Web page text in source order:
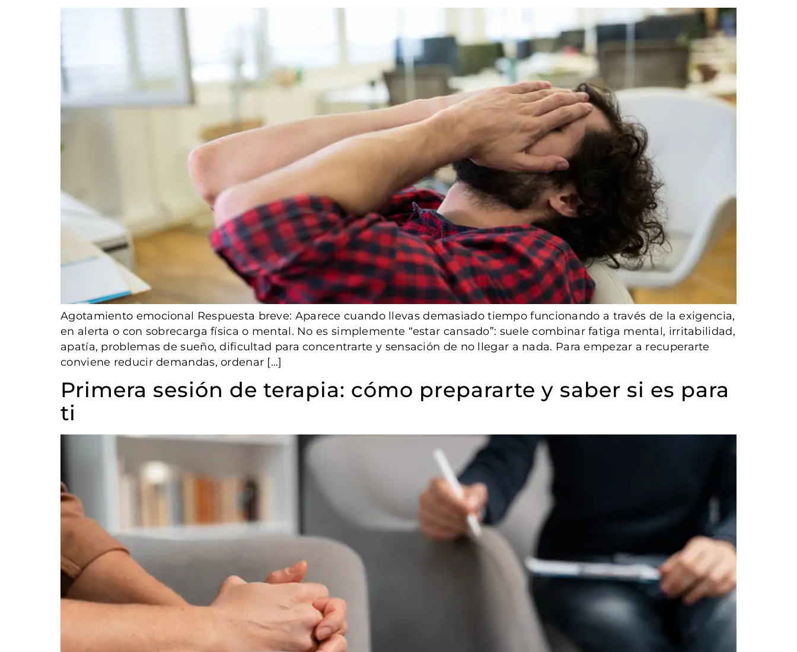
Agotamiento emocional Respuesta breve: Aparece cuando llevas demasiado tiempo funcionando a través de la exigencia,
en alerta o con sobrecarga física o mental. No es simplemente “estar cansado”: suele combinar fatiga mental, irritabilidad,
apatía, problemas de sueño, dificultad para concentrarte y sensación de no llegar a nada. Para empezar a recuperarte
conviene reducir demandas, ordenar […]
Primera sesión de terapia: cómo prepararte y saber si es para
ti